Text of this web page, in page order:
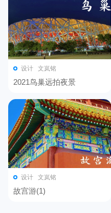
设计 文岚铭
2021鸟巢远拍夜景
设计 文岚铭
故宫游(1)